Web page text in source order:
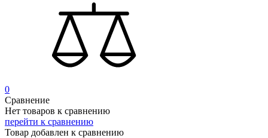
0
Сравнение
Нет товаров к сравнению
перейти к сравнению
Товар добавлен к сравнению